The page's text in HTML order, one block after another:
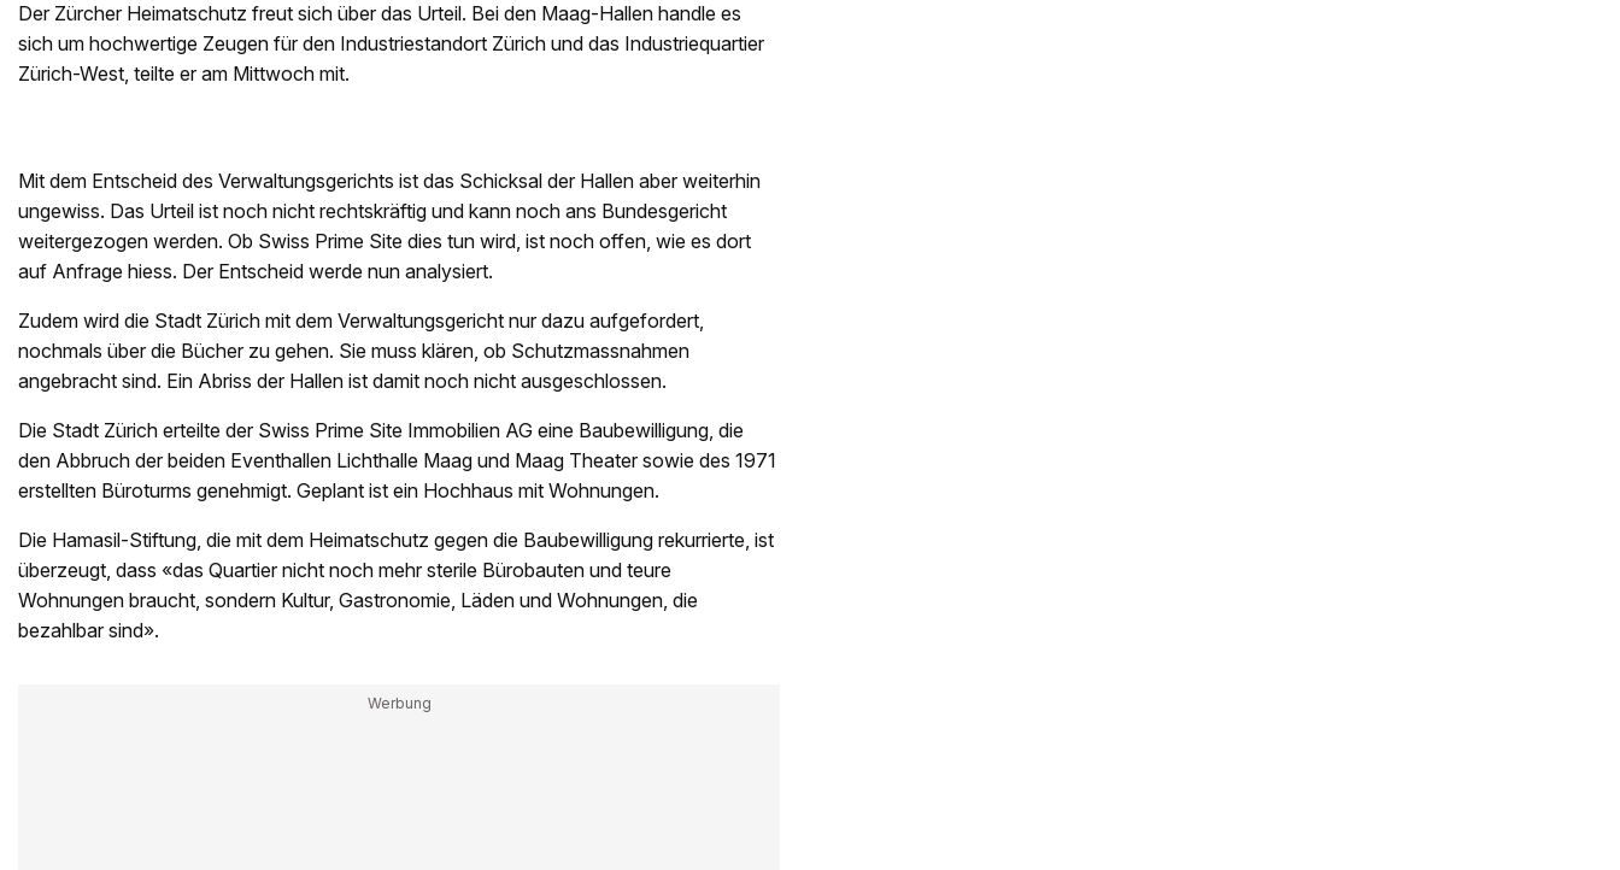
Der Zürcher Heimatschutz freut sich über das Urteil. Bei den Maag-Hallen handle es
sich um hochwertige Zeugen für den Industriestandort Zürich und das Industriequartier
Zürich-West, teilte er am Mittwoch mit.
Mit dem Entscheid des Verwaltungsgerichts ist das Schicksal der Hallen aber weiterhin
ungewiss. Das Urteil ist noch nicht rechtskräftig und kann noch ans Bundesgericht
weitergezogen werden. Ob Swiss Prime Site dies tun wird, ist noch offen, wie es dort
auf Anfrage hiess. Der Entscheid werde nun analysiert.
Zudem wird die Stadt Zürich mit dem Verwaltungsgericht nur dazu aufgefordert,
nochmals über die Bücher zu gehen. Sie muss klären, ob Schutzmassnahmen
angebracht sind. Ein Abriss der Hallen ist damit noch nicht ausgeschlossen.
Die Stadt Zürich erteilte der Swiss Prime Site Immobilien AG eine Baubewilligung, die
den Abbruch der beiden Eventhallen Lichthalle Maag und Maag Theater sowie des 1971
erstellten Büroturms genehmigt. Geplant ist ein Hochhaus mit Wohnungen.
Die Hamasil-Stiftung, die mit dem Heimatschutz gegen die Baubewilligung rekurrierte, ist
überzeugt, dass «das Quartier nicht noch mehr sterile Bürobauten und teure
Wohnungen braucht, sondern Kultur, Gastronomie, Läden und Wohnungen, die
bezahlbar sind».